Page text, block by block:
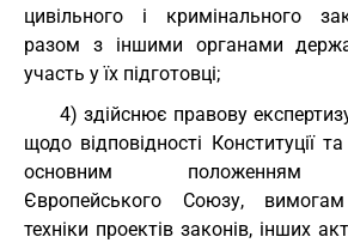
цивільного і кримінального
разом з іншими органами
участь у їх підготовці;
4) здійснює правову
щодо відповідності Конституції
основним положенням
Європейського Союзу, вимогам
техніки проектів законів, інших